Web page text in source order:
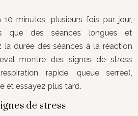
minutes, plusieurs fois par jour,
que des séances longues et
la durée des séances à la réaction
montre des signes de stress
rapide, queue serrée),
et essayez plus tard.
de stress